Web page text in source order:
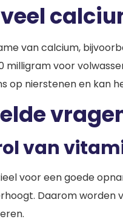
veel
van calcium,
milligram voor
op nierstenen en kan
van
voor een goede
Daarom worden